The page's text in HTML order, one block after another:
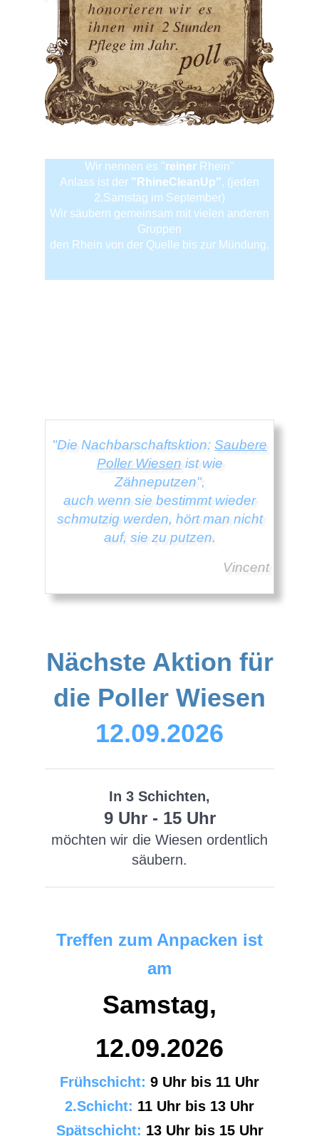
Wir nennen es "reiner Rhein"
Anlass ist der "RhineCleanUp", (jeden
2.Samstag im September)
Wir säubern gemeinsam mit vielen anderen
Gruppen
den Rhein von der Quelle bis zur Mündung.
"Die Nachbarschaftsktion: Saubere
Poller Wiesen ist wie
Zähneputzen",
auch wenn sie bestimmt wieder
schmutzig werden, hört man nicht
auf, sie zu putzen.
Vincent
Nächste Aktion für
die Poller Wiesen
12.09.2026
In 3 Schichten,
9 Uhr - 15 Uhr
möchten wir die Wiesen ordentlich
säubern.
Treffen zum Anpacken ist
am
Samstag,
12.09.2026
Frühschicht: 9 Uhr bis 11 Uhr
2.Schicht: 11 Uhr bis 13 Uhr
Spätschicht: 13Uhr bis 15 Uhr